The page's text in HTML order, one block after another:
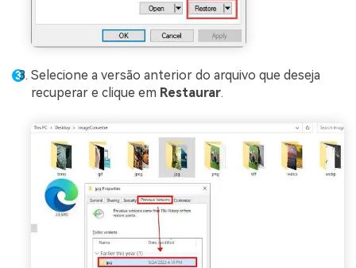
Selecione a versão anterior do arquivo que deseja
recuperar e clique em Restaurar.